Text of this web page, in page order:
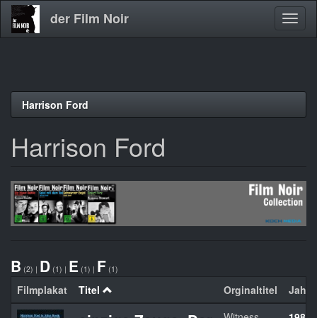
Direkt
der Film Noir
Harrison Ford
Harrison Ford
B (2) | D (1) | E (1) | F (1)
Filmplakat Titel Orginaltitel Jahr